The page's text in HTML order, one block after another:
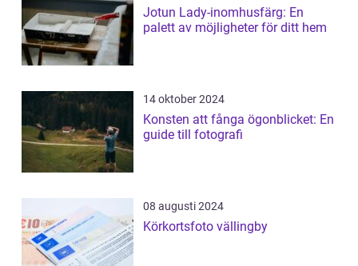
Jotun Lady-inomhusfärg: En
palett av möjligheter för ditt hem
14 oktober 2024
Konsten att fånga ögonblicket: En
guide till fotografi
08 augusti 2024
Körkortsfoto vällingby